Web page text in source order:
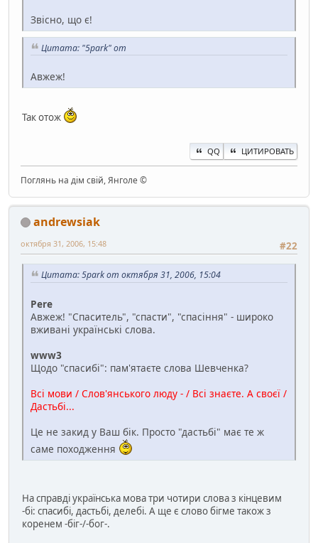
Звісно, що є!
Цитата: "5park" от
Авжеж!
Так отож
QQ ЦИТИРОВАТЬ
Поглянь на дім свій, Янголе ©
andrewsiak
#22
октября 31, 2006, 15:48
Цитата: 5park от октября 31, 2006, 15:04
Pere
Авжеж! "Спаситель", "спасти", "спасіння" - широко
вживані українські слова.
www3
Щодо "спасибі": пам'ятаєте слова Шевченка?
Всі мови / Слов'янського люду - / Всі знаєте. А своєї /
Дастьбі...
Це не закид у Ваш бік. Просто "дастьбі" має те ж
саме походження
На справді українська мова три чотири слова з кінцевим
-бі: спасибі, дастьбі, делебі. А ще є слово бігме також з
коренем -біг-/-бог-.